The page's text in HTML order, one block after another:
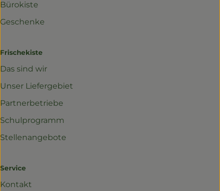
Bürokiste
Geschenke
Frischekiste
Das sind wir
Unser Liefergebiet
Partnerbetriebe
Schulprogramm
Stellenangebote
Service
Kontakt